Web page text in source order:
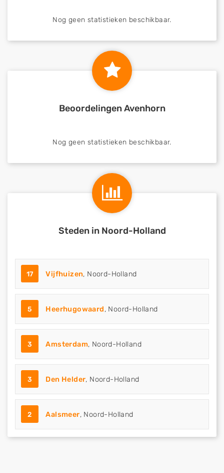
Nog geen statistieken beschikbaar.
Beoordelingen Avenhorn
Nog geen statistieken beschikbaar.
Steden in Noord-Holland
17 Vijfhuizen, Noord-Holland
5 Heerhugowaard, Noord-Holland
3 Amsterdam, Noord-Holland
3 Den Helder, Noord-Holland
2 Aalsmeer, Noord-Holland